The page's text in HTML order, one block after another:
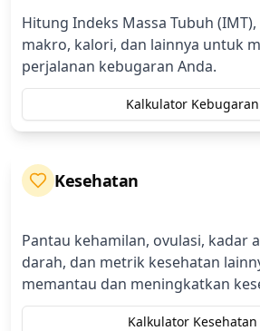
Hitung Indeks Massa Tubuh
makro, kalori, dan lainnya untuk
perjalanan kebugaran Anda.
Kalkulator Kebugaran
Kesehatan
Pantau kehamilan, ovulasi, kadar
darah, dan metrik kesehatan
memantau dan meningkatkan
Kalkulator Kesehatan